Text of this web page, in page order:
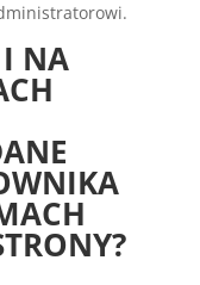
I NA